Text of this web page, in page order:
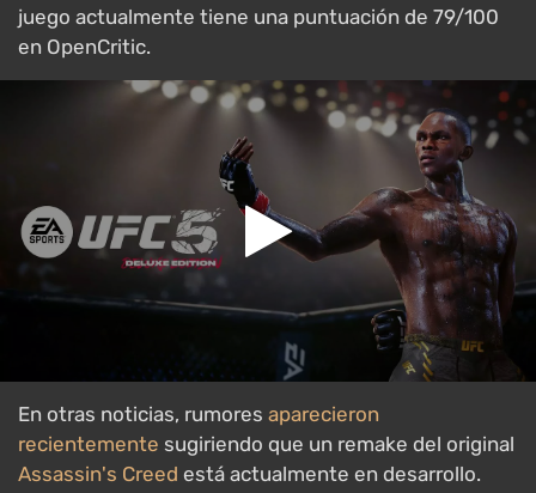
juego actualmente tiene una puntuación de 79/100
en OpenCritic.
En otras noticias, rumores aparecieron
recientemente sugiriendo que un remake del original
Assassin's Creed está actualmente en desarrollo.